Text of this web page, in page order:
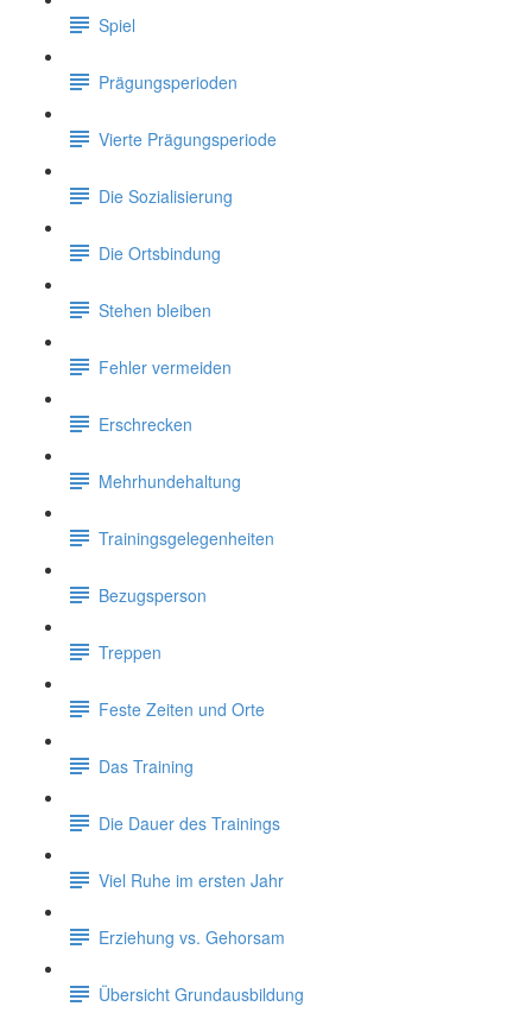
Spiel
Prägungsperioden
Vierte Prägungsperiode
Die Sozialisierung
Die Ortsbindung
Stehen bleiben
Fehler vermeiden
Erschrecken
Mehrhundehaltung
Trainingsgelegenheiten
Bezugsperson
Treppen
Feste Zeiten und Orte
Das Training
Die Dauer des Trainings
Viel Ruhe im ersten Jahr
Erziehung vs. Gehorsam
Übersicht Grundausbildung